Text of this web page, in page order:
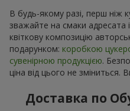
В будь-якому разі, перш ніж
зважайте на смаки адресата
квіткову композицію
подарунком: коробкою
сувенірною продукцією.
ціна від цього не зміниться.
Доставка по